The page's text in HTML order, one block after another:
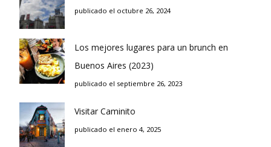
publicado el octubre 26, 2024
Los mejores lugares para un brunch en
Buenos Aires (2023)
publicado el septiembre 26, 2023
Visitar Caminito
publicado el enero 4, 2025